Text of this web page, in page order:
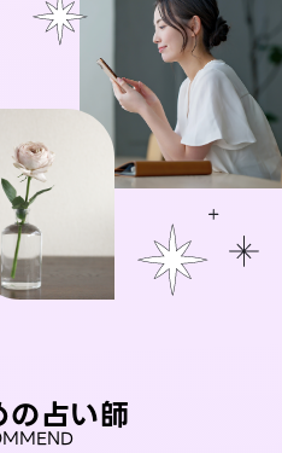
の占い師